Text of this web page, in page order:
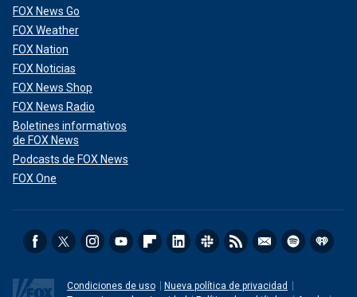
FOX News Go
FOX Weather
FOX Nation
FOX Noticias
FOX News Shop
FOX News Radio
Boletines informativos
de FOX News
Podcasts de FOX News
FOX One
Condiciones de uso
Nueva política de privacidad